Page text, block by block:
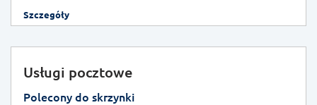
Szczegóły
Usługi pocztowe
Polecony do skrzynki